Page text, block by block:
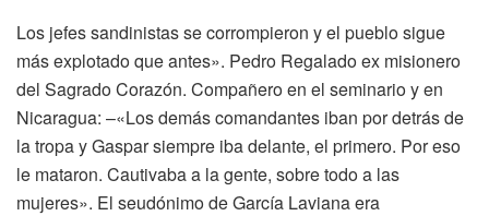
Los jefes sandinistas se corrompieron y el pueblo sigue
más explotado que antes». Pedro Regalado ex misionero
del Sagrado Corazón. Compañero en el seminario y en
Nicaragua: –«Los demás comandantes iban por detrás de
la tropa y Gaspar siempre iba delante, el primero. Por eso
le mataron. Cautivaba a la gente, sobre todo a las
mujeres». El seudónimo de García Laviana era